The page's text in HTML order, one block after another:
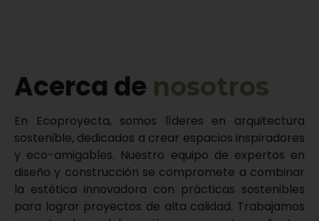
Acerca de nosotros
En Ecoproyecta, somos líderes en arquitectura
sostenible, dedicados a crear espacios inspiradores
y eco-amigables. Nuestro equipo de expertos en
diseño y construcción se compromete a combinar
la estética innovadora con prácticas sostenibles
para lograr proyectos de alta calidad. Trabajamos